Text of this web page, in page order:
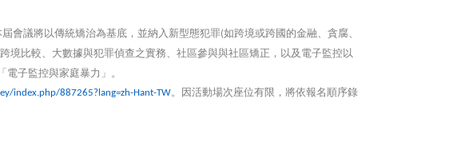
會議將以傳統矯治為基底，並納入新型態犯罪(如跨境或跨國的金融、貪腐、
境比較、大數據與犯罪偵查之實務、社區參與與社區矯正，以及電子監控以
子監控與家庭暴力」。
index.php/887265?lang=zh-Hant-TW。因活動場次座位有限，將依報名順序錄